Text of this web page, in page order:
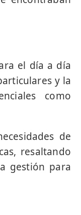
el día a día
y la
como
de
resaltando
gestión para